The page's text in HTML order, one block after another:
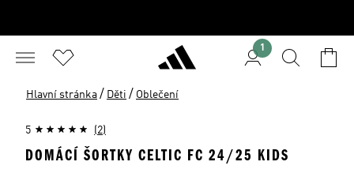
1
Hlavní stránka / Děti / Oblečení
5 (2)
DOMÁCÍ ŠORTKY CELTIC FC 24/25 KIDS